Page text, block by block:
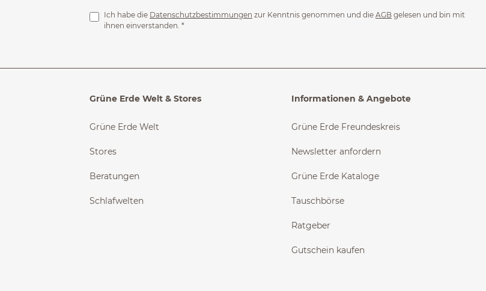
Ich habe die Datenschutzbestimmungen zur Kenntnis genommen und die AGB gelesen und bin mit
ihnen einverstanden. *
Grüne Erde Welt & Stores
Grüne Erde Welt
Stores
Beratungen
Schlafwelten
Informationen & Angebote
Grüne Erde Freundeskreis
Newsletter anfordern
Grüne Erde Kataloge
Tauschbörse
Ratgeber
Gutschein kaufen